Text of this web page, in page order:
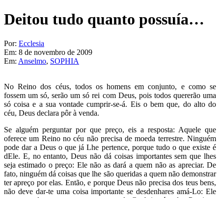
Deitou tudo quanto possuía…
Por: Ecclesia
Em: 8 de novembro de 2009
Em: Anselmo, SOPHIA
No Reino dos céus, todos os homens em conjunto, e como se
fossem um só, serão um só rei com Deus, pois todos quererão uma
só coisa e a sua vontade cumprir-se-á. Eis o bem que, do alto do
céu, Deus declara pôr à venda.
Se alguém perguntar por que preço, eis a resposta: Aquele que
oferece um Reino no céu não precisa de moeda terrestre. Ninguém
pode dar a Deus o que já Lhe pertence, porque tudo o que existe é
dEle. E, no entanto, Deus não dá coisas importantes sem que lhes
seja estimado o preço: Ele não as dará a quem não as apreciar. De
fato, ninguém dá coisas que lhe são queridas a quem não demonstrar
ter apreço por elas. Então, e porque Deus não precisa dos teus bens,
não deve dar-te uma coisa importante se desdenhares amá-Lo: Ele